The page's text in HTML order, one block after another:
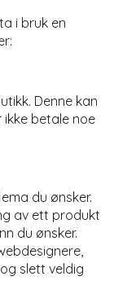
i bruk en
Denne kan
betale noe
du ønsker.
av ett produkt
du ønsker.
slett veldig